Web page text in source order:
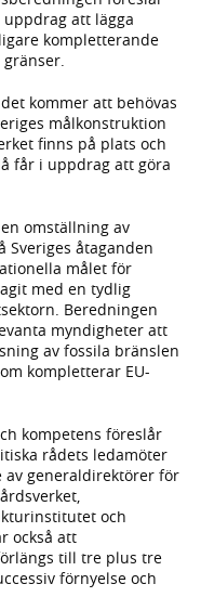
att lägga
kompletterande
kommer att behövas
målkonstruktion
finns på plats och
får i uppdrag att göra
omställning av
åtaganden
målet för
med en tydlig
Beredningen
myndigheter att
av fossila bränslen
kompletterar EU-
kompetens föreslår
rådets ledamöter
av generaldirektörer för
och
också att
till tre plus tre
förnyelse och